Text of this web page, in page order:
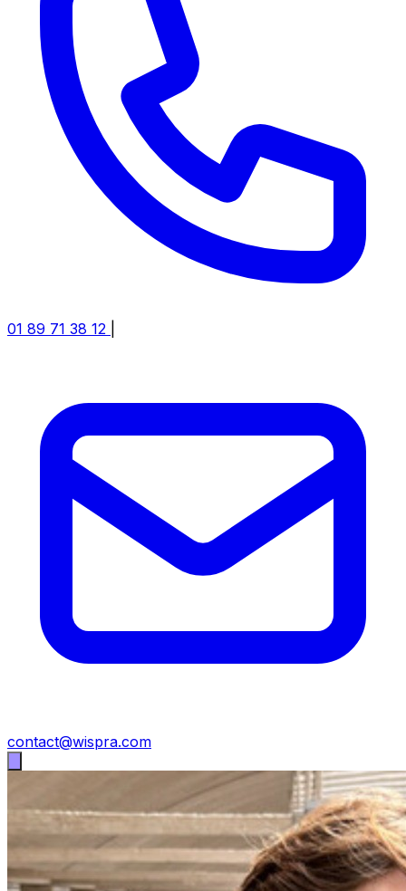
01 89 71 38 12
contact@wispra.com